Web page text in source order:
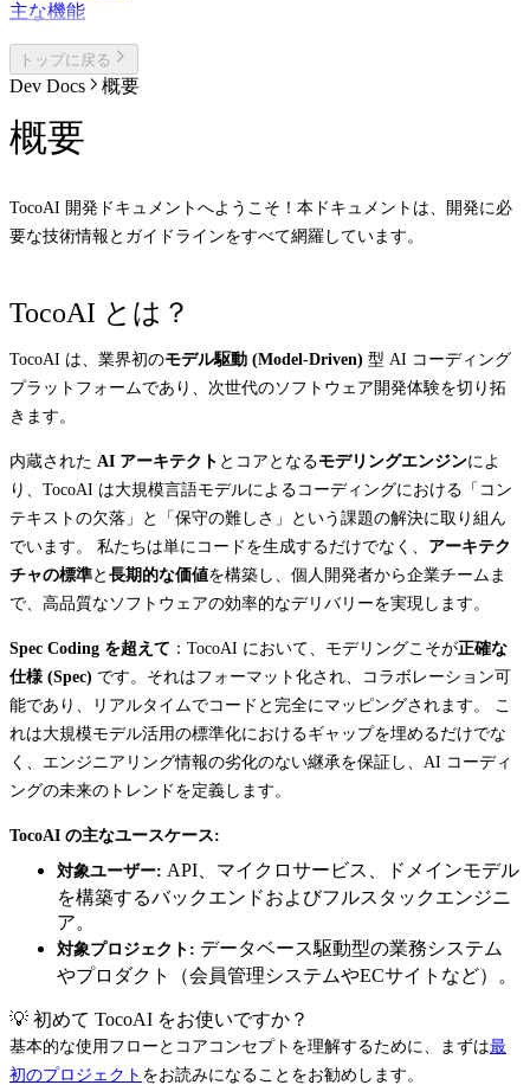
主な機能
トップに戻る
Dev Docs 概要
概要
TocoAI 開発ドキュメントへようこそ！本ドキュメントは、開発に必
要な技術情報とガイドラインをすべて網羅しています。
TocoAI とは？
TocoAI は、業界初のモデル駆動 (Model-Driven) 型 AI コーディング
プラットフォームであり、次世代のソフトウェア開発体験を切り拓
きます。
内蔵された AI アーキテクト とコアとなるモデリングエンジンによ
り、TocoAI は大規模言語モデルによるコーディングにおける「コン
テキストの欠落」と「保守の難しさ」という課題の解決に取り組ん
でいます。 私たちは単にコードを生成するだけでなく、 アーキテク
チャの標準と 長期的な価値を構築し、個人開発者から企業チームま
で、高品質なソフトウェアの効率的なデリバリーを実現します。
Spec Coding を超えて ：TocoAI において、モデリングこそが正確な
仕様 (Spec) です。それはフォーマット化され、コラボレーション可
能であり、リアルタイムでコードと完全にマッピングされます。 こ
れは大規模モデル活用の標準化におけるギャップを埋めるだけでな
く、エンジニアリング情報の劣化のない継承を保証し、AI コーディ
ングの未来のトレンドを定義します。
TocoAI の主なユースケース:
対象ユーザー: API、マイクロサービス、ドメインモデル
を構築するバックエンドおよびフルスタックエンジニ
ア。
対象プロジェクト: データベース駆動型の業務システム
やプロダクト（会員管理システムやECサイトなど）。
💡 初めて TocoAI をお使いですか？
基本的な使用フローとコアコンセプトを理解するために、まずは最
初のプロジェクト をお読みになることをお勧めします。